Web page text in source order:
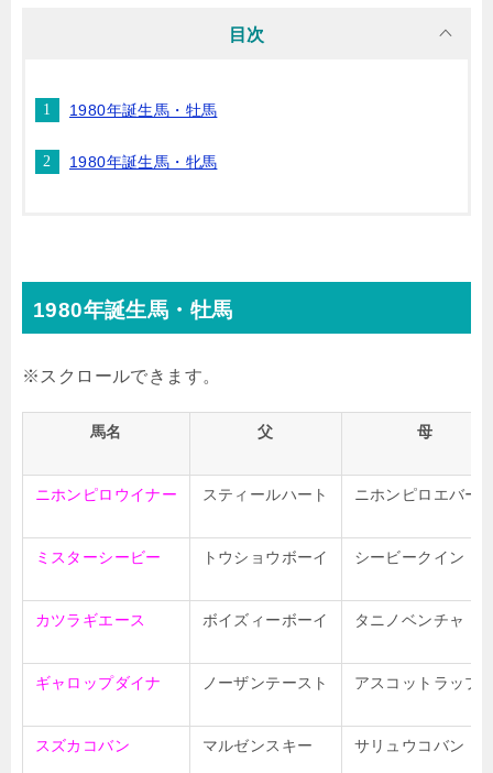
目次
1980年誕生馬・牡馬
1980年誕生馬・牝馬
1980年誕生馬・牡馬
馬名 父 母
ニホンピロウイナー スティールハート ニホンピロエバー
ミスターシービー トウショウボーイ シービークイン
カツラギエース ボイズィーボーイ タニノベンチャ
ギャロップダイナ ノーザンテースト アスコットラップ
スズカコバン マルゼンスキー サリュウコバン